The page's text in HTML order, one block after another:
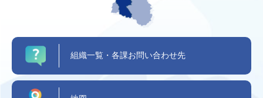
組織一覧・各課お問い合わせ先